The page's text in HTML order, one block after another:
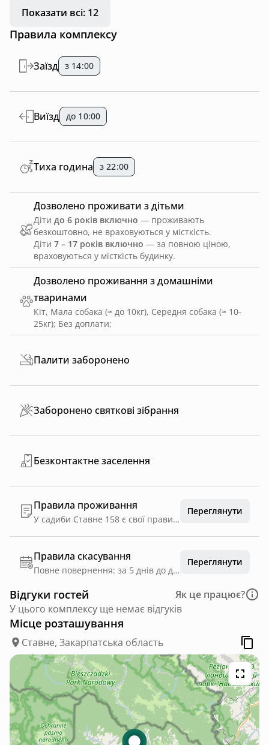
Показати всі: 12
Правила комплексу
Дозволено проживання з домашніми
тваринами
Кіт, Мала собака (≈ до 10кг), Середня собака (≈ 10-
25кг); Без доплати;
Заїзд з 14:00
Виїзд до 10:00
Дозволено проживати з дітьми
Діти до 6 років включно — проживають
безкоштовно, не враховуються у місткість.
Діти 7 – 17 років включно — за повною ціною,
враховуються у місткість будинку.
Тиха година з 22:00
Палити заборонено
Заборонено святкові зібрання
Безконтактне заселення
Правила проживання
У садиби Ставне 158 є свої правила. Дуже просимо дотримуватися їх🤗 🔸ми сортуємо сміття. Це стосується харчових відходів, скла і паперу. Харчові відходи ми викидаємо у компост. Під мийкою є пластикова біла ємність, туди збираємо на кухні і виносимо у компостер за мангал. Інше сміття розкладаємо по баках, що знаходяться у сараї. 🔸воду з крану можна пити - вона тече прямо з гір. 🔸камін в будинку використовуйте з перчатками, які лежать поряд. Більше одного поліна за раз не кладіть. Буде дуже спекотно. Обережно зі склом і шамотними цеглинами усередині каміну. В каміні їжу не готувати, будь-ласка. 🔸в унітаз нічого не кидати, тільки в смітник поряд. 🔸на території з квітня по листопад працює автоматична робот-косарка. Час роботи з 12 до 19 години з перервою на зарядку. Під час його роботи слідкуйте, будь ласка, щоб на газоні не було сторонніх предметів. 🔸все що потрібно для мангалу, знаходиться в сараї на стіні при вході зліва 🔸ліхтарі на вулиці не виключаються, опускайте на ніч жалюзі. 🔸коли ідете з дому на цілий день, все закривайте. На ніч теж закривайте хвіртку, двері, сарай. Зазвичай ніхто не ходить, але.. 🔸в будинку не палити! 🔸посуд мокрим у шафи не ставити, сковорідку використовувати тільки з силіконовою лопаткою 🔸серед рушників , які вам залишили, є великі пляжні. Це для лежаків біля річки. Не стеліть їх на землю, будь ласка. 🔸 в сараї при вході є два розкладних стільчика - можна брати до річки. 🔸при користуванні велосипедами - перевірити чи достатньо накачані колеса, дотримуватися правил переключення передач. 🔸при прогулянках у ліс - мати при собі документи 🔸у великій кімнаті у телевізорі працює тільки You Tube. Пароль від Wi-Fi на полиці під телевізором у рамці. 🔸коти, які приходять на територію - не наші. Вони сусідські, але якщо покормити- не відмовляться. Є мисочка на ґанку і корм на вішаку у кухні. 🔸якщо трапилася поломка будь-якого характеру - повідомте нас, будь ласка, якомога швидше. 🔸будемо дуже вдячні за дбайливе ставлення до майна у садибі. 🔸дотримуйтеся, будь ласка, правил чистоти у садибі та на території. Це залишить приємні спогади про відпочинок не тільки у Вас, а і у нас. Дякуємо!
Переглянути
Правила скасування
Повне повернення: за 5 днів до дати заїзду
Переглянути
Відгуки гостей
Як це працює?
У цього комплексу ще немає відгуків
Місце розташування
Ставне, Закарпатська область